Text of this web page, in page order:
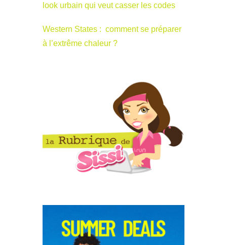
look urbain qui veut casser les codes
Western States : comment se préparer
à l’extrême chaleur ?